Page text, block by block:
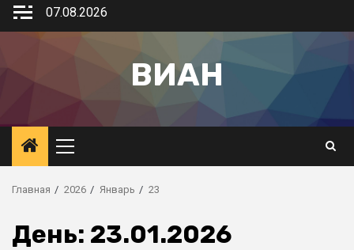
07.08.2026
ВИАН
Главная 2026 Январь 23
День: 23.01.2026